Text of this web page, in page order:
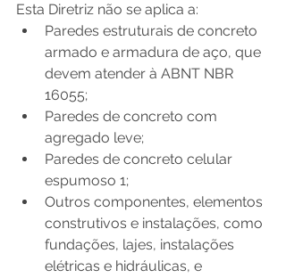
Esta Diretriz não se aplica a:
Paredes estruturais de concreto
armado e armadura de aço, que
devem atender à ABNT NBR
16055;
Paredes de concreto com
agregado leve;
Paredes de concreto celular
espumoso 1;
Outros componentes, elementos
construtivos e instalações, como
fundações, lajes, instalações
elétricas e hidráulicas, e